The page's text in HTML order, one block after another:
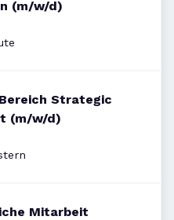
(m/w/d)
Strategic
(m/w/d)
Mitarbeit